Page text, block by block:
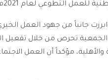
جانباً من جهود العمل
تحرص من خلال تفعيل
مؤكداً أن العمل